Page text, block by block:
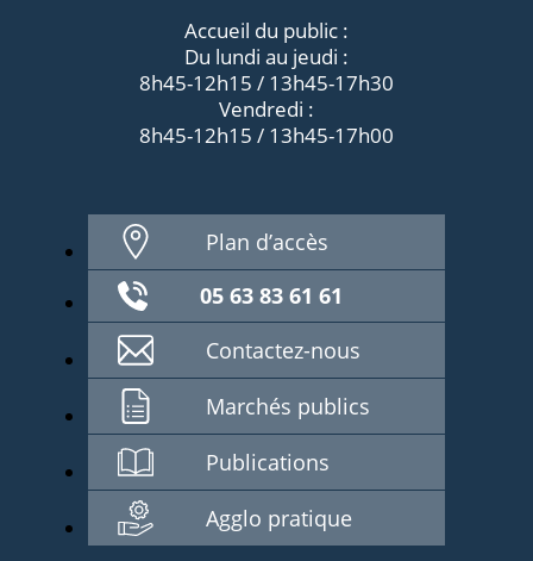
Accueil du public :
Du lundi au jeudi :
8h45-12h15 / 13h45-17h30
Vendredi :
8h45-12h15 / 13h45-17h00
Plan d’accès
05 63 83 61 61
Contactez-nous
Marchés publics
Publications
Agglo pratique